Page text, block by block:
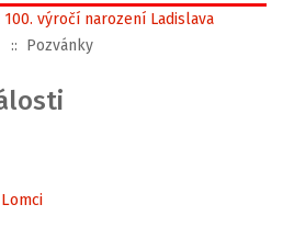
výročí narození Ladislava
:: Pozvánky